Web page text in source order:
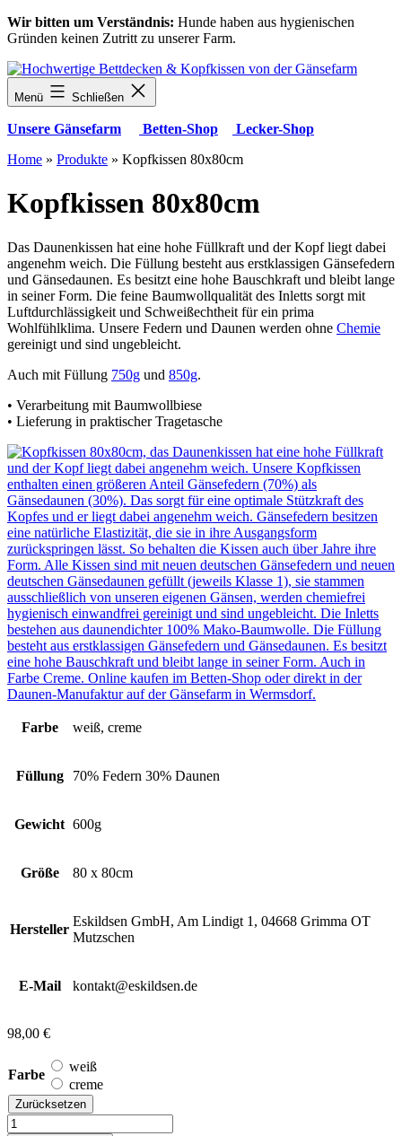
Zum
Inhalt
Wir bitten um Verständnis: Hunde haben aus hygienischen
Gründen keinen Zutritt zu unserer Farm.
Menü Schließen
Unsere Gänsefarm Betten-Shop
Lecker-Shop
Home » Produkte » Kopfkissen 80x80cm
Kopfkissen 80x80cm
Das Daunenkissen hat eine hohe Füllkraft und der Kopf liegt dabei
angenehm weich. Die Füllung besteht aus erstklassigen Gänsefedern
und Gänsedaunen. Es besitzt eine hohe Bauschkraft und bleibt lange
in seiner Form. Die feine Baumwollqualität des Inletts sorgt mit
Luftdurchlässigkeit und Schweißechtheit für ein prima
Wohlfühlklima. Unsere Federn und Daunen werden ohne Chemie
gereinigt und sind ungebleicht.
Auch mit Füllung 750g und 850g.
• Verarbeitung mit Baumwollbiese
• Lieferung in praktischer Tragetasche
Farbe weiß, creme
Füllung 70% Federn 30% Daunen
Gewicht 600g
Größe 80 x 80cm
Hersteller
Eskildsen GmbH, Am Lindigt 1, 04668 Grimma OT
Mutzschen
E-Mail kontakt@eskildsen.de
98,00 €
Farbe
weiß
creme
Zurücksetzen
Kopfkissen